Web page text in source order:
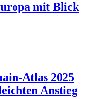
mit Blick
Atlas 2025
Anstieg